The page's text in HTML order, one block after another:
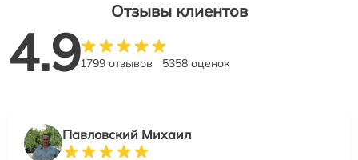
Отзывы клиентов
4.91799 отзывов 5358 оценок
Павловский Михаил